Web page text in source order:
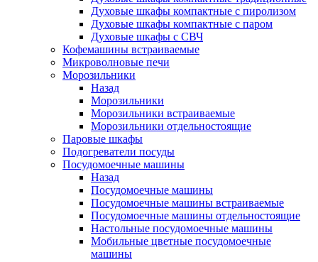
Духовые шкафы компактные с пиролизом
Духовые шкафы компактные с паром
Духовые шкафы с СВЧ
Кофемашины встраиваемые
Микроволновые печи
Морозильники
Назад
Морозильники
Морозильники встраиваемые
Морозильники отдельностоящие
Паровые шкафы
Подогреватели посуды
Посудомоечные машины
Назад
Посудомоечные машины
Посудомоечные машины встраиваемые
Посудомоечные машины отдельностоящие
Настольные посудомоечные машины
Мобильные цветные посудомоечные
машины